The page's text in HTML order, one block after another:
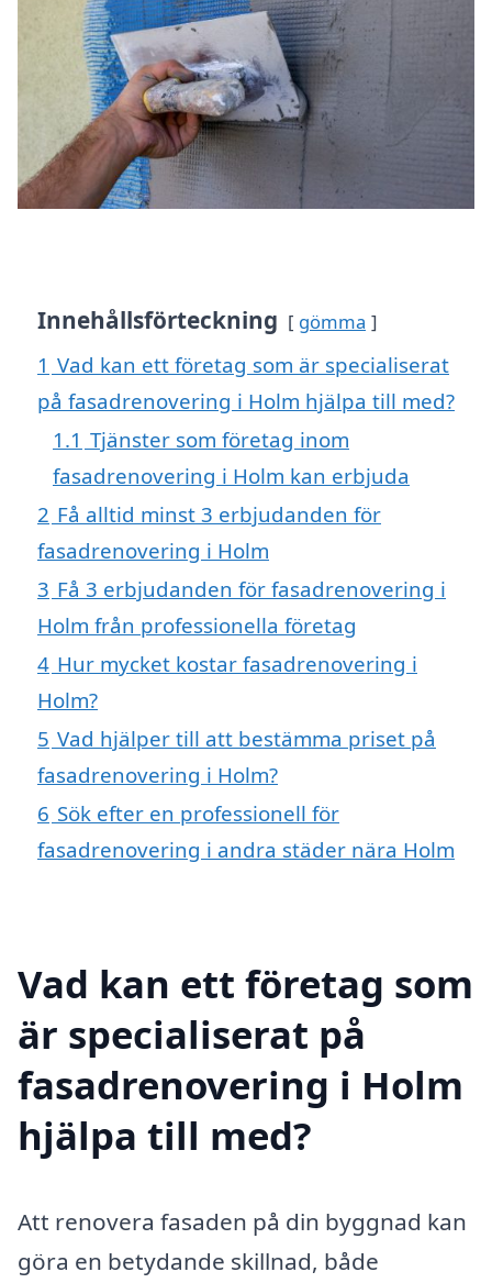
Innehållsförteckning gömma
1 Vad kan ett företag som är specialiserat
på fasadrenovering i Holm hjälpa till med?
1.1 Tjänster som företag inom
fasadrenovering i Holm kan erbjuda
2 Få alltid minst 3 erbjudanden för
fasadrenovering i Holm
3 Få 3 erbjudanden för fasadrenovering i
Holm från professionella företag
4 Hur mycket kostar fasadrenovering i
Holm?
5 Vad hjälper till att bestämma priset på
fasadrenovering i Holm?
6 Sök efter en professionell för
fasadrenovering i andra städer nära Holm
Vad kan ett företag som
är specialiserat på
fasadrenovering i Holm
hjälpa till med?
Att renovera fasaden på din byggnad kan
göra en betydande skillnad, både